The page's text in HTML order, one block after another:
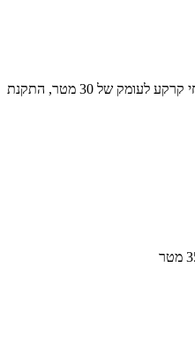
שמעון רייך פינת וייצמן - נהריה, קידוחי קרקע לעומק של 30 מטר, התקנת